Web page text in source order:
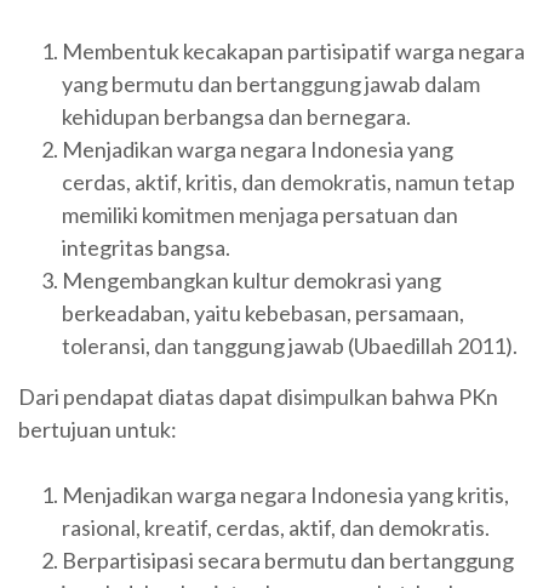
Membentuk kecakapan partisipatif warga negara
yang bermutu dan bertanggung jawab dalam
kehidupan berbangsa dan bernegara.
Menjadikan warga negara Indonesia yang
cerdas, aktif, kritis, dan demokratis, namun tetap
memiliki komitmen menjaga persatuan dan
integritas bangsa.
Mengembangkan kultur demokrasi yang
berkeadaban, yaitu kebebasan, persamaan,
toleransi, dan tanggung jawab (Ubaedillah 2011).
Dari pendapat diatas dapat disimpulkan bahwa PKn
bertujuan untuk:
Menjadikan warga negara Indonesia yang kritis,
rasional, kreatif, cerdas, aktif, dan demokratis.
Berpartisipasi secara bermutu dan bertanggung